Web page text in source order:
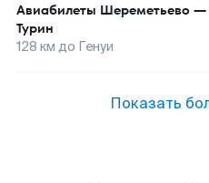
Авиабилеты Шереметьево —
Турин
128 км до Генуи
Показать